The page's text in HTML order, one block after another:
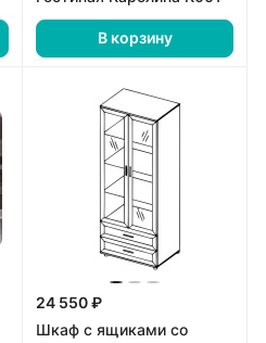
В корзину
24 550 ₽
Шкаф с ящиками со